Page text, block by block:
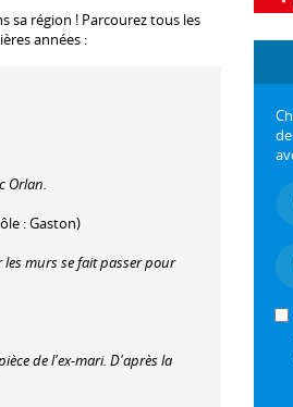
sa région ! Parcourez tous les
années :
Orlan.
: Gaston)
murs se fait passer pour
de l'ex-mari. D'après la